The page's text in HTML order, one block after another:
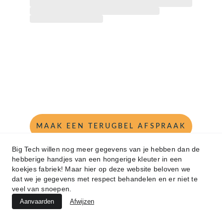
MAAK EEN TERUGBEL AFSPRAAK
LEES MEER
Big Tech willen nog meer gegevens van je hebben dan de
hebberige handjes van een hongerige kleuter in een
koekjes fabriek! Maar hier op deze website beloven we
dat we je gegevens met respect behandelen en er niet te
veel van snoepen.
Aanvaarden Afwijzen